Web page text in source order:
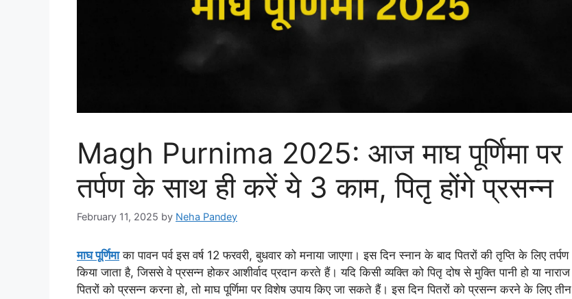
Magh Purnima 2025: आज माघ पूर्णिमा पर
तर्पण के साथ ही करें ये 3 काम, पितृ होंगे प्रसन्न
February 11, 2025 by Neha Pandey
माघ पूर्णिमाका पावन पर्व इस वर्ष 12 फरवरी, बुधवार को मनाया जाएगा। इस दिन स्नान के बाद पितरों की तृप्ति के लिए तर्पण
किया जाता है, जिससे वे प्रसन्न होकर आशीर्वाद प्रदान करते हैं। यदि किसी व्यक्ति को पितृ दोष से मुक्ति पानी हो या नाराज
पितरों को प्रसन्न करना हो, तो माघ पूर्णिमा पर विशेष उपाय किए जा सकते हैं। इस दिन पितरों को प्रसन्न करने के लिए तीन